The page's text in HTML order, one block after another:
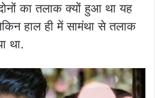
का तलाक क्यों हुआ था यह
हाल ही में सामंथा से तलाक
था.